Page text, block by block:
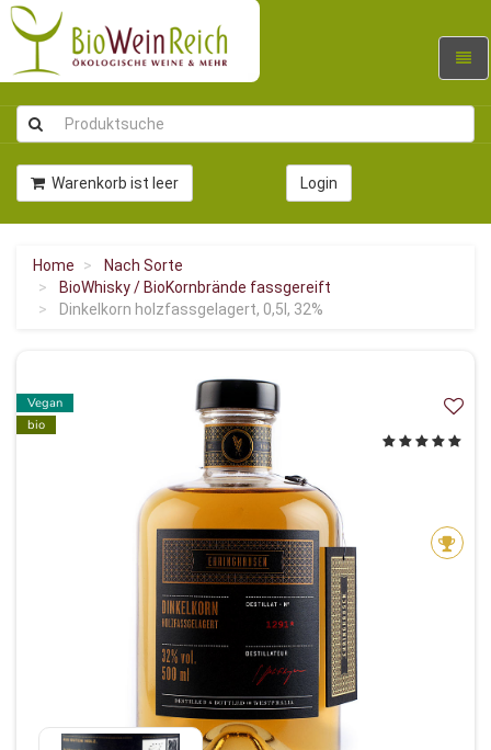
Warenkorb ist leer Login
Home
Nach Sorte
BioWhisky / BioKornbrände fassgereift
Dinkelkorn holzfassgelagert, 0,5l, 32%
Vegan
bio